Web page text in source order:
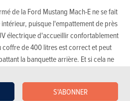
S'ABONNER
de la Ford Mustang Mach-E ne se fait
puisque l'empattement de près
électrique d'accueillir confortablement
de 400 litres est correct et peut
la banquette arrière. Et si cela ne
le coffre peut être nettoyé au jet d'eau
comme celui de la Ford Puma.